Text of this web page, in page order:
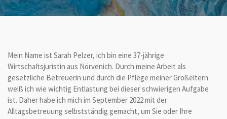
Mein Name ist Sarah Pelzer, ich bin eine 37-jährige
Wirtschaftsjuristin aus Nörvenich. Durch meine Arbeit als
gesetzliche Betreuerin und durch die Pflege meiner Großeltern
weiß ich wie wichtig Entlastung bei dieser schwierigen Aufgabe
ist. Daher habe ich mich im September 2022 mit der
Alltagsbetreuung selbstständig gemacht, um Sie oder Ihre